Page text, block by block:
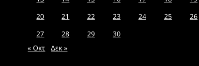
20
21 22 23 24 25
26
27
28 29
30
« Οκτ
Δεκ »